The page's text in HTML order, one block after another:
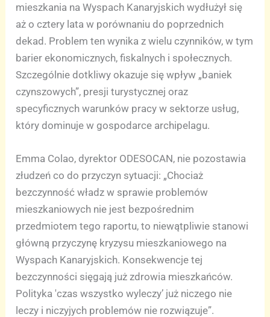
mieszkania na Wyspach Kanaryjskich wydłużył się
aż o cztery lata w porównaniu do poprzednich
dekad. Problem ten wynika z wielu czynników, w tym
barier ekonomicznych, fiskalnych i społecznych.
Szczególnie dotkliwy okazuje się wpływ „baniek
czynszowych”, presji turystycznej oraz
specyficznych warunków pracy w sektorze usług,
który dominuje w gospodarce archipelagu.
Emma Colao, dyrektor ODESOCAN, nie pozostawia
złudzeń co do przyczyn sytuacji: „Chociaż
bezczynność władz w sprawie problemów
mieszkaniowych nie jest bezpośrednim
przedmiotem tego raportu, to niewątpliwie stanowi
główną przyczynę kryzysu mieszkaniowego na
Wyspach Kanaryjskich. Konsekwencje tej
bezczynności sięgają już zdrowia mieszkańców.
Polityka 'czas wszystko wyleczy’ już niczego nie
leczy i niczyjych problemów nie rozwiązuje”.